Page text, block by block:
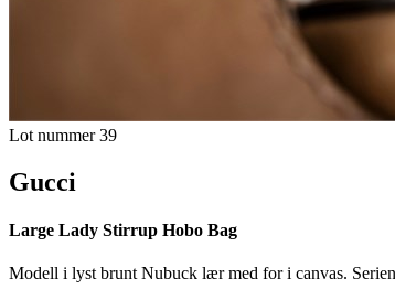
Lot nummer 39
Gucci
Large Lady Stirrup Hobo Bag
Modell i lyst brunt Nubuck lær med for i canvas.